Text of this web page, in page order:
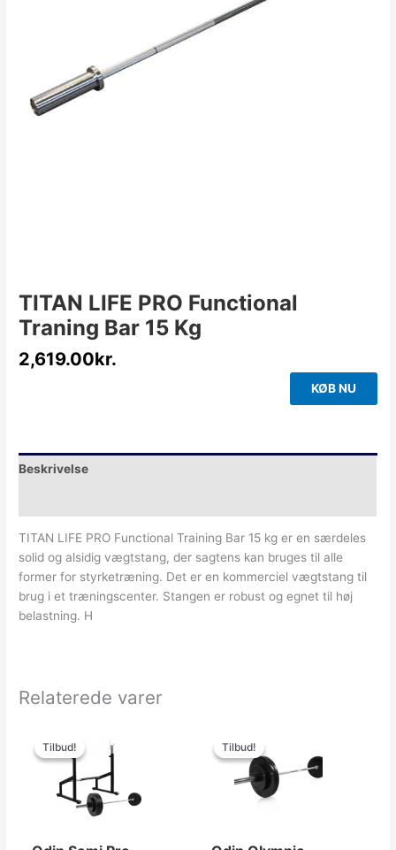
TITAN LIFE PRO Functional
Traning Bar 15 Kg
2,619.00kr.
KØB NU
Beskrivelse
TITAN LIFE PRO Functional Training Bar 15 kg er en særdeles
solid og alsidig vægtstang, der sagtens kan bruges til alle
former for styrketræning. Det er en kommerciel vægtstang til
brug i et træningscenter. Stangen er robust og egnet til høj
belastning. H
Relaterede varer
Tilbud!
Tilbud!
oprindelige
pris
var:
7,600.00kr..
4,999.00kr..
Tilbud!
Tilbud!
pris
er: